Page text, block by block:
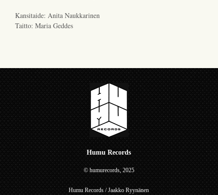
Kansitaide: Anita Naukkarinen
Taitto: Maria Geddes
Humu Records
© humurecords, 2025
Humu Records / Jaakko Ryynänen